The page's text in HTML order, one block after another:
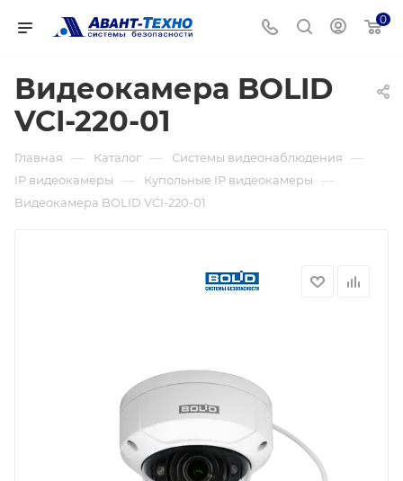
0
Видеокамера BOLID
VCI-220-01
Главная — Каталог — Системы видеонаблюдения —
IP видеокамеры — Купольные IP видеокамеры —
Видеокамера BOLID VCI-220-01